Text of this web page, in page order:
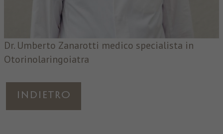
Dr. Umberto Zanarotti medico specialista in
Otorinolaringoiatra
Indietro